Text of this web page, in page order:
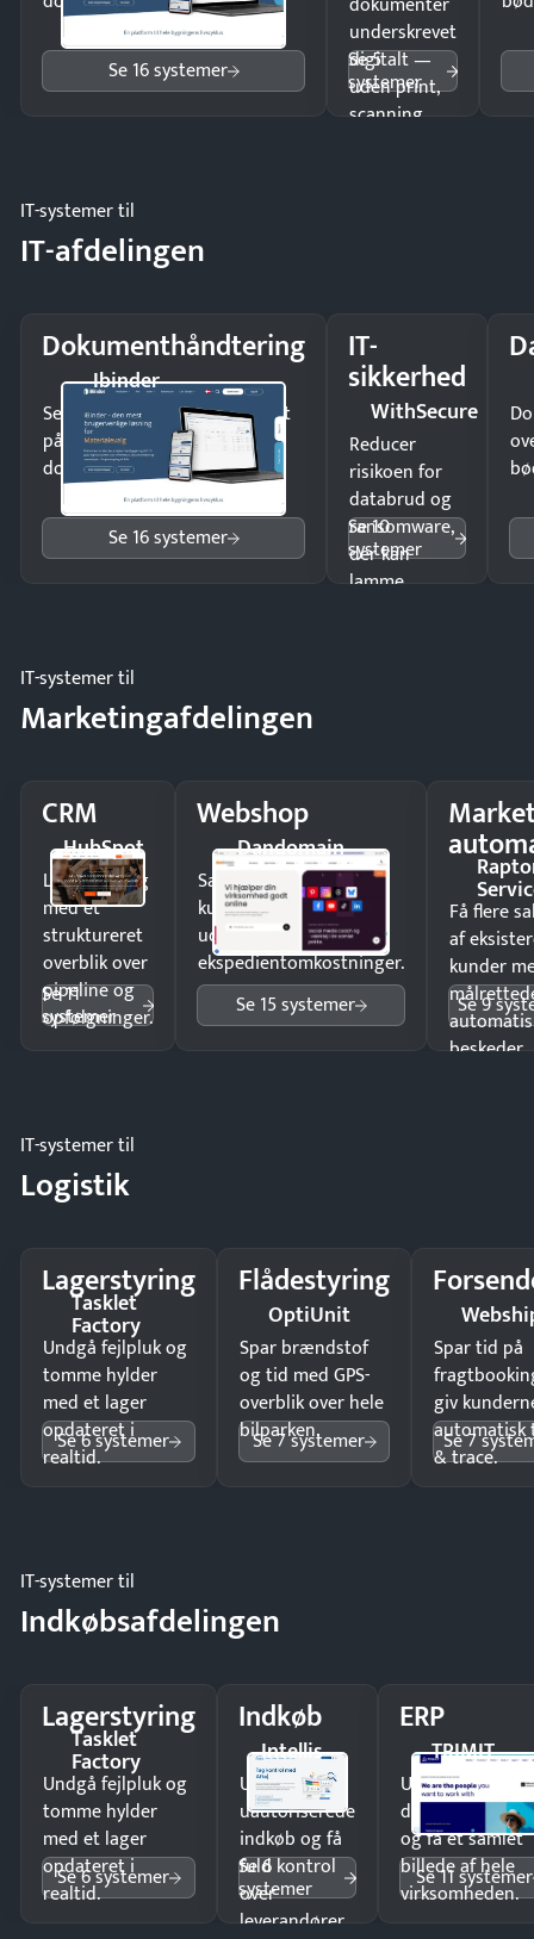
Se 16 systemer
underskrevet
digitalt —
uden print,
scanning
Se 5
systemer
IT-systemer til
IT-afdelingen
Dokumenthåndtering
Ibinder
Send kontrakter til underskrift
på minutter og mist ingen
dokumenter.
Se 16 systemer
IT-
sikkerhed
WithSecure
Reducer
risikoen for
databrud og
ransomware,
der kan
lamme
Se 10
systemer
IT-systemer til
Marketingafdelingen
CRM
HubSpot
Luk flere salg
med et
struktureret
overblik over
pipeline og
opfølgninger.
Se 11
systemer
Webshop
Dandomain
Sælg produkter 24/7 til
kunder i hele landet
uden
ekspedientomkostninger.
Se 15 systemer
Få flere
af
kunder
beskeder.
Se 9
IT-systemer til
Logistik
Lagerstyring
Tasklet
Factory
Undgå fejlpluk og
tomme hylder
med et lager
opdateret i
realtid.
Se 6 systemer
Flådestyring
OptiUnit
Spar brændstof
og tid med GPS-
overblik over hele
bilparken.
Se 7 systemer
Spar tid på
giv
automatisk
& trace.
Se 7
IT-systemer til
Indkøbsafdelingen
Lagerstyring
Tasklet
Factory
Undgå fejlpluk og
tomme hylder
med et lager
opdateret i
realtid.
Se 6 systemer
Indkøb
Intellis
Undgå
uautoriserede
indkøb og få
fuld kontrol
over
leverandører
Se 6
systemer
ERP
TRIMIT
Undgå
og få ét samlet
billede af hele
virksomheden.
Se 11 systemer